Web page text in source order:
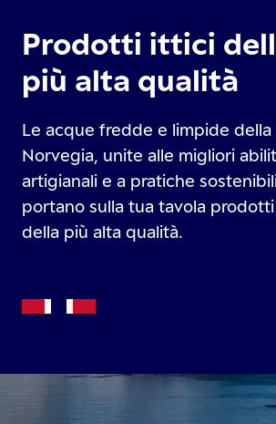
Prodotti ittici
più alta qualità
Le acque fredde e limpide della
Norvegia, unite alle migliori
artigianali e a pratiche
portano sulla tua tavola
della più alta qualità.